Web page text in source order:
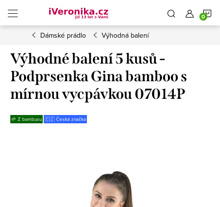
obsah
Dámské prádlo Výhodná balení
Výhodné balení 5 kusů -
Podprsenka Gina bamboo s
mírnou vycpávkou 07014P
🌱 Z bambusu 🇨🇿 Česká značka